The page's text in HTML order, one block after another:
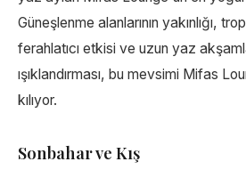
Güneşlenme alanlarının yakınlığı,
ferahlatıcı etkisi ve uzun yaz
ışıklandırması, bu mevsimi Mifas
kılıyor.
Sonbahar ve Kış